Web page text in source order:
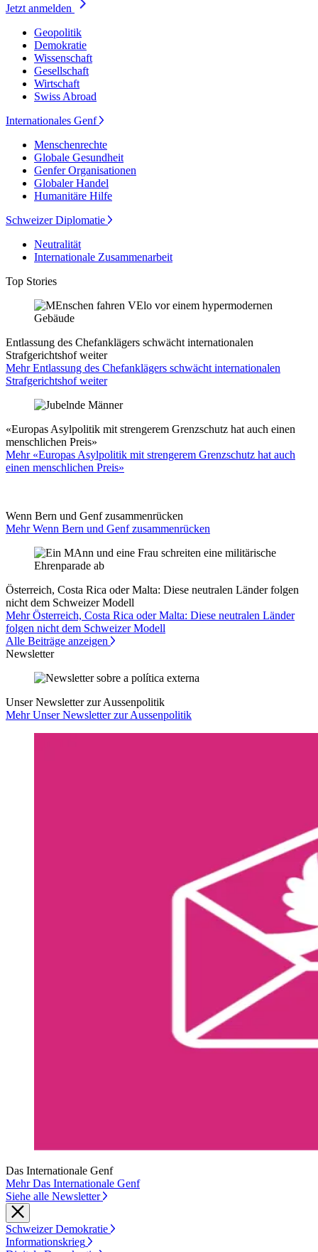
Jetzt anmelden
Geopolitik
Demokratie
Wissenschaft
Gesellschaft
Wirtschaft
Swiss Abroad
Internationales Genf
Menschenrechte
Globale Gesundheit
Genfer Organisationen
Globaler Handel
Humanitäre Hilfe
Schweizer Diplomatie
Neutralität
Internationale Zusammenarbeit
Top Stories
Entlassung des Chefanklägers schwächt internationalen
Strafgerichtshof weiter
Mehr Entlassung des Chefanklägers schwächt internationalen
Strafgerichtshof weiter
«Europas Asylpolitik mit strengerem Grenzschutz hat auch einen
menschlichen Preis»
Mehr «Europas Asylpolitik mit strengerem Grenzschutz hat auch
einen menschlichen Preis»
Wenn Bern und Genf zusammenrücken
Mehr Wenn Bern und Genf zusammenrücken
Österreich, Costa Rica oder Malta: Diese neutralen Länder folgen
nicht dem Schweizer Modell
Mehr Österreich, Costa Rica oder Malta: Diese neutralen Länder
folgen nicht dem Schweizer Modell
Alle Beiträge anzeigen
Newsletter
Unser Newsletter zur Aussenpolitik
Mehr Unser Newsletter zur Aussenpolitik
Das Internationale Genf
Mehr Das Internationale Genf
Siehe alle Newsletter
Schweizer Demokratie
Informationskrieg